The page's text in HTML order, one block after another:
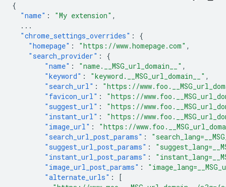
{
"name" : "My extension" ,
...
"chrome_settings_overrides" :
{
"homepage" : "https://www.homepage.com" ,
"search_provider" :
{
"name" : "name.__MSG_url_domain__" ,
"keyword" : "keyword.__MSG_url_domain__" ,
"search_url" :
"https://
"favicon_url" :
"https://
"suggest_url" :
"https://
"instant_url" :
"https://
"image_url" :
"https://
"search_url_post_params" :
"suggest_url_post_params" :
"instant_url_post_params" :
"image_url_post_params" :
"alternate_urls" :
[